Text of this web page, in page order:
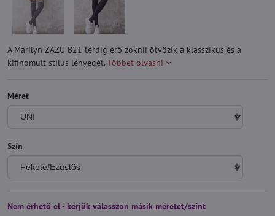
A Marilyn ZAZU B21 térdig érő zoknii ötvözik a klasszikus és a
kifinomult stílus lényegét. Többet olvasni
Méret
Szín
Nem érhető el - kérjük válasszon másik méretet/színt